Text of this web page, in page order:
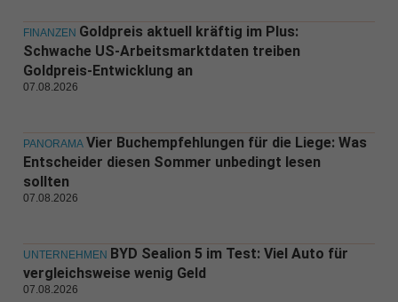
FINANZEN Goldpreis aktuell kräftig im Plus:
Schwache US-Arbeitsmarktdaten treiben
Goldpreis-Entwicklung an
07.08.2026
PANORAMA Vier Buchempfehlungen für die Liege: Was
Entscheider diesen Sommer unbedingt lesen
sollten
07.08.2026
UNTERNEHMEN BYD Sealion 5 im Test: Viel Auto für
vergleichsweise wenig Geld
07.08.2026